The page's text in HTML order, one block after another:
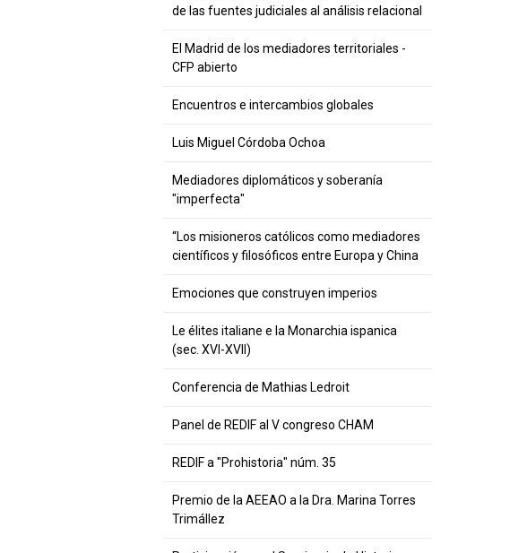
de las fuentes judiciales al análisis relacional
El Madrid de los mediadores territoriales -
CFP abierto
Encuentros e intercambios globales
Luis Miguel Córdoba Ochoa
Mediadores diplomáticos y soberanía
"imperfecta"
“Los misioneros católicos como mediadores
científicos y filosóficos entre Europa y China
Emociones que construyen imperios
Le élites italiane e la Monarchia ispanica
(sec. XVI-XVII)
Conferencia de Mathias Ledroit
Panel de REDIF al V congreso CHAM
REDIF a "Prohistoria" núm. 35
Premio de la AEEAO a la Dra. Marina Torres
Trimállez